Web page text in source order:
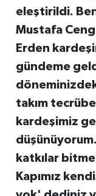
eleştirildi.
Mustafa
Erden
gündeme
takım
kardeşimiz
katkılar
Kapımız